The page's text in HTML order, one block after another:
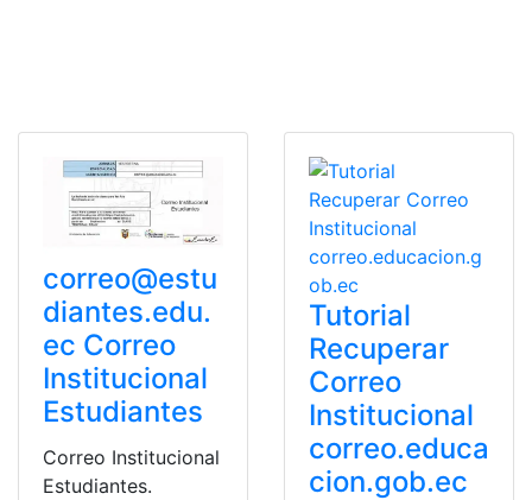
correo@estu
diantes.edu.
ec Correo
Institucional
Estudiantes
Correo Institucional
Estudiantes.
Tutorial
Recuperar
Correo
Institucional
correo.educa
cion.gob.ec